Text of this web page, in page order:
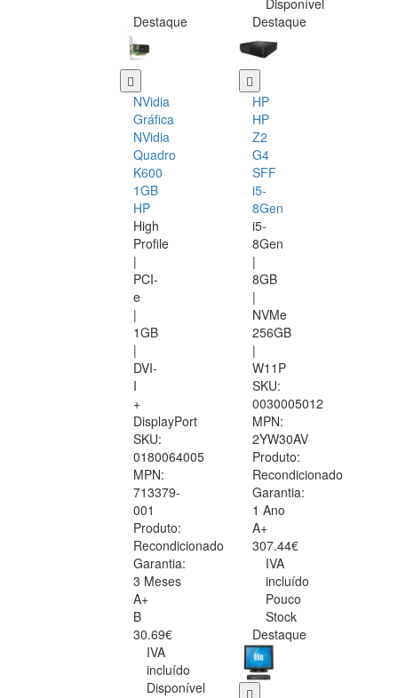
Disponível
Destaque
NVidia
Gráfica
NVidia
Quadro
K600
1GB
HP
High
Profile
|
PCI-
e
|
1GB
|
DVI-
I
+
DisplayPort
SKU:
0180064005
MPN:
713379-
001
Produto:
Recondicionado
Garantia:
3 Meses
A+
B
30.69€
IVA
incluído
Disponível
Destaque
HP
HP
Z2
G4
SFF
i5-
8Gen
i5-
8Gen
|
8GB
|
NVMe
256GB
|
W11P
SKU:
0030005012
MPN:
2YW30AV
Produto:
Recondicionado
Garantia:
1 Ano
A+
307.44€
IVA
incluído
Pouco
Stock
Destaque